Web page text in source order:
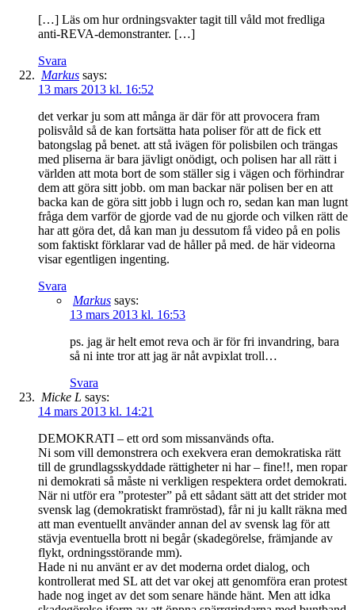
[…] Läs om hur ordningsvakter tagit till våld mot fredliga
anti-REVA-demonstranter. […]
Svara
Markus says:
13 mars 2013 kl. 16:52
det verkar ju som att många är där för att provocera fram
polisvåld så de kan fortsätta hata poliser för att de fick ett
batongslag på benet. att stå ivägen för polisbilen och trängas
med pliserna är bara jävligt onödigt, och polisen har all rätt i
världen att mota bort de som ställer sig i vägen och förhindrar
dem att göra sitt jobb. om man backar när polisen ber en att
backa kan de göra sitt jobb i lugn och ro, sedan kan man lugnt
fråga dem varför de gjorde vad de nu gjorde och vilken rätt de
har att göra det, då kan man ju dessutom få video på en polis
som faktiskt förklarar vad de håller på med. de här videorna
visar egentligen ingenting.
Svara
Markus says:
13 mars 2013 kl. 16:53
ps. jag är helt emot reva och är för fri invandring, bara
så ni inte tror att jag är nåt avpixlat troll…
Svara
Micke L says:
14 mars 2013 kl. 14:21
DEMOKRATI – ett ord som missanvänds ofta.
Ni som vill demonstrera och exekvera eran demokratiska rätt
till de grundlagsskyddade rättigheter ni har – fine!!, men ropar
ni demokrati så måste ni verkligen respektera ordet demokrati.
När ni utför era ”protester” på ett sådant sätt att det strider mot
svensk lag (demokratiskt framröstad), får ni ju kallt räkna med
att man eventuellt använder annan del av svensk lag för att
stävja eventuella brott ni begår (skadegörelse, främjande av
flykt, ordningsstörande mm).
Hade ni nu använt er av det moderna ordet dialog, och
kontrollerat med SL att det var okej att genomföra eran protest
hade nog inget av det som senare hände hänt. Men att idka